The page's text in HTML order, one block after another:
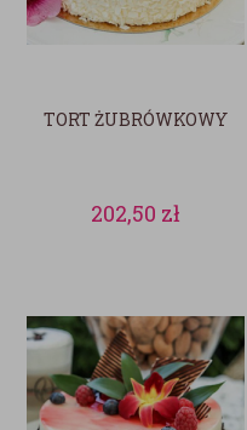
TORT ŻUBRÓWKOWY
202,50 zł